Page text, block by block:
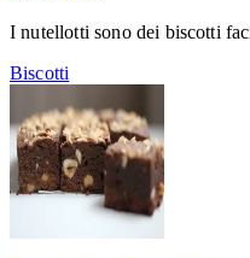
I nutellotti sono dei biscotti
Biscotti